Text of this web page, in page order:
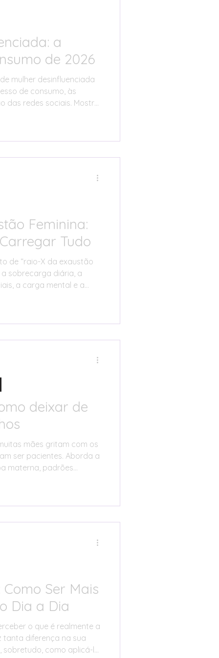
a
de 2026
mulher desinfluenciada
de consumo, às
das redes sociais. Mostra
escolhas a diferentes
Feminina:
Tudo
de “raio-X da exaustão
sobrecarga diária, a
a carga mental e a
lista libertadora do
e
deixar de
mães gritam com os
ser pacientes. Aborda a
materna, padrões
reparar depois de errar
Ser Mais
Dia a Dia
o que é realmente a
diferença na sua
sobretudo, como aplicá-la